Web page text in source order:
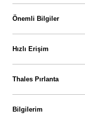
Önemli Bilgiler
Hızlı Erişim
Thales Pırlanta
Bilgilerim